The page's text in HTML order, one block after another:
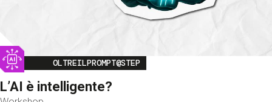
Image
OLTREILPROMPT@STEP
L’AI è intelligente?